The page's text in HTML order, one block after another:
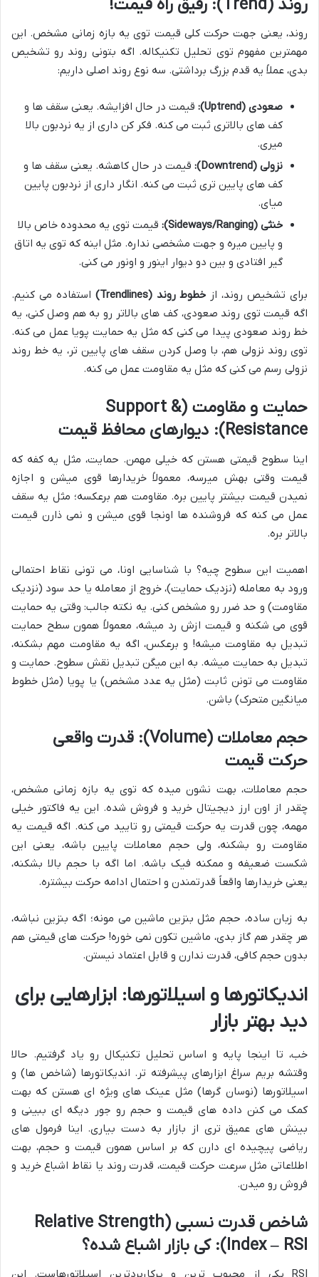
روند (Trend): رفیق راه قیمت!
روند، یعنی جهت حرکت کلی قیمت توی یه بازه زمانی مشخص. این
مهمترین مفهوم توی تحلیل تکنیکاله. اگه بتونی روند رو تشخیص
بدی، عملاً یه قدم بزرگ برداشتی. سه نوع روند اصلی داریم:
صعودی (Uptrend):
قیمت در حال افزایشه. یعنی سقف ها و
کف های بالاتری ثبت می کنه. فکر کن داری از یه نردبون بالا
میری.
نزولی (Downtrend):
قیمت در حال کاهشه. یعنی سقف ها و
کف های پایین تری ثبت می کنه. انگار داری از نردبون پایین
میای.
خنثی (Sideways/Ranging):
قیمت توی یه محدوده خاص بالا
و پایین میره و جهت مشخصی نداره. مثل اینه که توی یه اتاق
گیر افتادی و بین دو دیوار اینور و اونور می کنی.
برای تشخیص روند، از خطوط روند (Trendlines)
استفاده می کنیم.
اگه قیمت توی روند صعودی، کف های بالاتر رو به هم وصل کنی، یه
خط روند صعودی پیدا می کنی که مثل یه حمایت پویا عمل می کنه.
توی روند نزولی هم، با وصل کردن سقف های پایین تر، یه خط روند
نزولی رسم می کنی که مثل یه مقاومت عمل می کنه.
حمایت و مقاومت (Support &
Resistance): دیوارهای محافظ قیمت
اینا سطوح قیمتی هستن که خیلی مهمن. حمایت، مثل یه کفه که
قیمت وقتی بهش میرسه، معمولاً خریدارها قوی میشن و اجازه
نمیدن قیمت بیشتر پایین بره. مقاومت هم برعکسه؛ مثل یه سقف
عمل می کنه که فروشنده ها اونجا قوی میشن و نمی ذارن قیمت
بالاتر بره.
اهمیت این سطوح چیه؟ با شناسایی اونا، می تونی نقاط احتمالی
ورود به معامله (نزدیک حمایت)، خروج از معامله یا حد سود (نزدیک
مقاومت) و حد ضرر رو مشخص کنی. یه نکته جالب: وقتی یه حمایت
قوی می شکنه و قیمت ازش رد میشه، معمولاً همون سطح حمایت
تبدیل به مقاومت میشه! و برعکس، اگه یه مقاومت مهم بشکنه،
تبدیل به حمایت میشه. به این میگن تبدیل نقش سطوح. حمایت و
مقاومت می تونن ثابت (مثل یه عدد مشخص) یا پویا (مثل خطوط
میانگین متحرک) باشن.
حجم معاملات (Volume): قدرت واقعی
حرکت قیمت
حجم معاملات، بهت نشون میده که توی یه بازه زمانی مشخص،
چقدر از اون ارز دیجیتال خرید و فروش شده. این یه فاکتور خیلی
مهمه، چون قدرت یه حرکت قیمتی رو تایید می کنه. اگه قیمت یه
مقاومت رو بشکنه، ولی حجم معاملات پایین باشه، یعنی این
شکست ضعیفه و ممکنه فیک باشه. اما اگه با حجم بالا بشکنه،
یعنی خریدارها واقعاً قدرتمندن و احتمال ادامه حرکت بیشتره.
به زبان ساده، حجم مثل بنزین ماشین می مونه؛ اگه بنزین نباشه،
هر چقدر هم گاز بدی، ماشین تکون نمی خوره! حرکت های قیمتی هم
بدون حجم کافی، قدرت ندارن و قابل اعتماد نیستن.
اندیکاتورها و اسیلاتورها: ابزارهایی برای
دید بهتر بازار
خب، تا اینجا پایه و اساس تحلیل تکنیکال رو یاد گرفتیم. حالا
وقتشه بریم سراغ ابزارهای پیشرفته تر. اندیکاتورها (شاخص ها) و
اسیلاتورها (نوسان گرها) مثل عینک های ویژه ای هستن که بهت
کمک می کنن داده های قیمت و حجم رو جور دیگه ای ببینی و
بینش های عمیق تری از بازار به دست بیاری. اینا فرمول های
ریاضی پیچیده ای دارن که بر اساس همون قیمت و حجم، بهت
اطلاعاتی مثل سرعت حرکت قیمت، قدرت روند یا نقاط اشباع خرید و
فروش رو میدن.
شاخص قدرت نسبی (Relative Strength
Index – RSI): کی بازار اشباع شده؟